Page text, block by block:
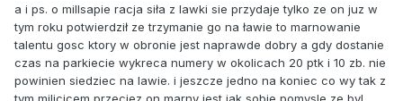
a i ps. o millsapie racja siła z lawki sie przydaje tylko ze on juz w
tym roku potwierdził ze trzymanie go na ławie to marnowanie
talentu gosc ktory w obronie jest naprawde dobry a gdy dostanie
czas na parkiecie wykreca numery w okolicach 20 ptk i 10 zb. nie
powinien siedziec na lawie. i jeszcze jedno na koniec co wy tak z
tym milicicem przeciez on marny jest jak sobie pomysle ze byl